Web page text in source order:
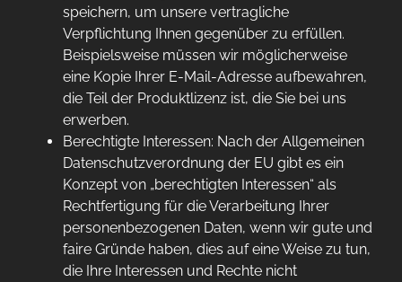
speichern, um unsere vertragliche
Verpflichtung Ihnen gegenüber zu erfüllen.
Beispielsweise müssen wir möglicherweise
eine Kopie Ihrer E-Mail-Adresse aufbewahren,
die Teil der Produktlizenz ist, die Sie bei uns
erwerben.
Berechtigte Interessen: Nach der Allgemeinen
Datenschutzverordnung der EU gibt es ein
Konzept von „berechtigten Interessen“ als
Rechtfertigung für die Verarbeitung Ihrer
personenbezogenen Daten, wenn wir gute und
faire Gründe haben, dies auf eine Weise zu tun,
die Ihre Interessen und Rechte nicht